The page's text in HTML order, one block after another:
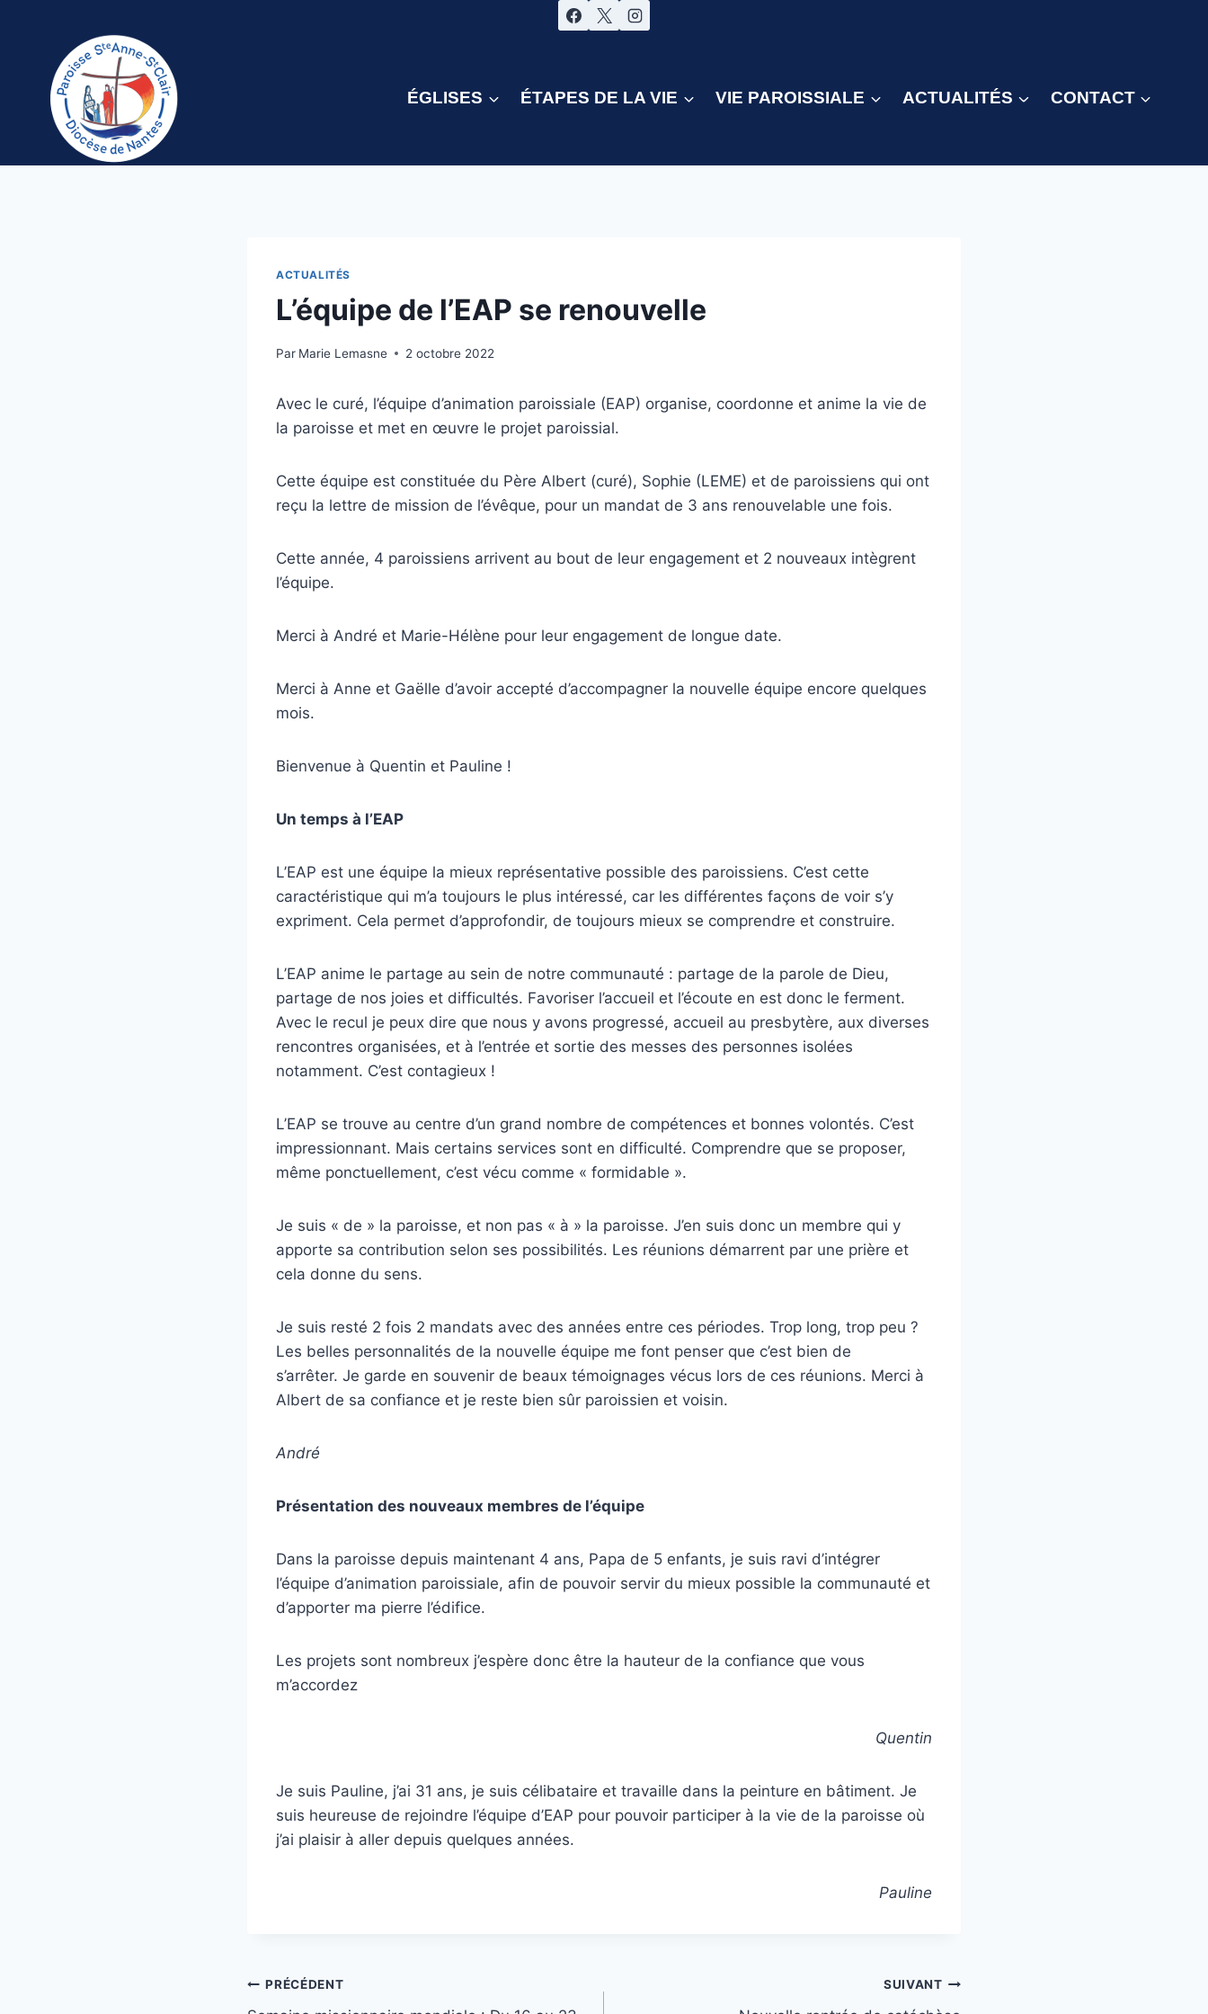
ÉGLISES ÉTAPES DE LA VIE VIE PAROISSIALE ACTUALITÉS CONTACT
ACTUALITÉS
L’équipe de l’EAP se renouvelle
Par Marie Lemasne 2 octobre 2022
Avec le curé, l’équipe d’animation paroissiale (EAP) organise, coordonne et anime la vie de
la paroisse et met en œuvre le projet paroissial.
Cette équipe est constituée du Père Albert (curé), Sophie (LEME) et de paroissiens qui ont
reçu la lettre de mission de l’évêque, pour un mandat de 3 ans renouvelable une fois.
Cette année, 4 paroissiens arrivent au bout de leur engagement et 2 nouveaux intègrent
l’équipe.
Merci à André et Marie-Hélène pour leur engagement de longue date.
Merci à Anne et Gaëlle d’avoir accepté d’accompagner la nouvelle équipe encore quelques
mois.
Bienvenue à Quentin et Pauline !
Un temps à l’EAP
L’EAP est une équipe la mieux représentative possible des paroissiens. C’est cette
caractéristique qui m’a toujours le plus intéressé, car les différentes façons de voir s’y
expriment. Cela permet d’approfondir, de toujours mieux se comprendre et construire.
L’EAP anime le partage au sein de notre communauté : partage de la parole de Dieu,
partage de nos joies et difficultés. Favoriser l’accueil et l’écoute en est donc le ferment.
Avec le recul je peux dire que nous y avons progressé, accueil au presbytère, aux diverses
rencontres organisées, et à l’entrée et sortie des messes des personnes isolées
notamment. C’est contagieux !
L’EAP se trouve au centre d’un grand nombre de compétences et bonnes volontés. C’est
impressionnant. Mais certains services sont en difficulté. Comprendre que se proposer,
même ponctuellement, c’est vécu comme « formidable ».
Je suis « de » la paroisse, et non pas « à » la paroisse. J’en suis donc un membre qui y
apporte sa contribution selon ses possibilités. Les réunions démarrent par une prière et
cela donne du sens.
Je suis resté 2 fois 2 mandats avec des années entre ces périodes. Trop long, trop peu ?
Les belles personnalités de la nouvelle équipe me font penser que c’est bien de
s’arrêter. Je garde en souvenir de beaux témoignages vécus lors de ces réunions. Merci à
Albert de sa confiance et je reste bien sûr paroissien et voisin.
André
Présentation des nouveaux membres de l’équipe
Dans la paroisse depuis maintenant 4 ans, Papa de 5 enfants, je suis ravi d’intégrer
l’équipe d’animation paroissiale, afin de pouvoir servir du mieux possible la communauté et
d’apporter ma pierre l’édifice.
Les projets sont nombreux j’espère donc être la hauteur de la confiance que vous
m’accordez
Quentin
Je suis Pauline, j’ai 31 ans, je suis célibataire et travaille dans la peinture en bâtiment. Je
suis heureuse de rejoindre l’équipe d’EAP pour pouvoir participer à la vie de la paroisse où
j’ai plaisir à aller depuis quelques années.
Pauline
Navigation
PRÉCÉDENT SUIVANT